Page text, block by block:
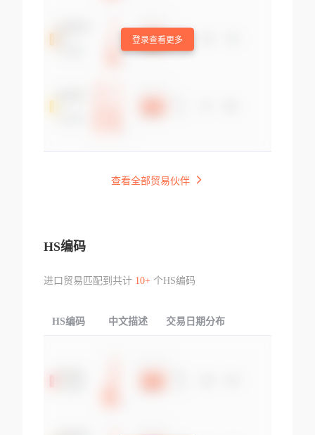
登录查看更多
查看全部贸易伙伴
HS编码
进口贸易匹配到共计 10+个HS编码
HS编码 中文描述 交易日期分布